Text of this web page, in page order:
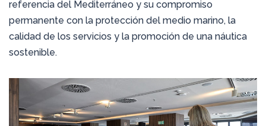
referencia del Mediterráneo y su compromiso
permanente con la protección del medio marino, la
calidad de los servicios y la promoción de una náutica
sostenible.